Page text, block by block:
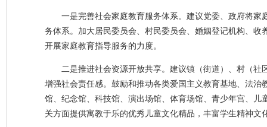
一是完善社会家庭教育服务体系。建议党委、政府将
务体系。加大居民委员会、村民委员会、婚姻登记机构、
开展家庭教育指导服务的力度。
二是推进社会资源开放共享。建议镇（街道）、村（
增强社会责任感。鼓励和推动各类爱国主义教育基地、法
馆、纪念馆、科技馆、演出场馆、体育场馆、青少年宫、
关方面提供寓教于乐的优秀儿童文化精品，丰富学生精神文